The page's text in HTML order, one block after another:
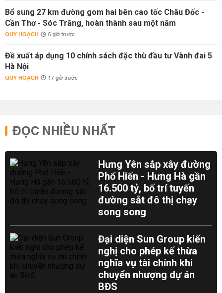
Bổ sung 27 km đường gom hai bên cao tốc Châu Đốc -
Cần Thơ - Sóc Trăng, hoàn thành sau một năm
QUY HOẠCH 6 giờ trước
Đề xuất áp dụng 10 chính sách đặc thù đầu tư Vành đai 5
Hà Nội
QUY HOẠCH 17 giờ trước
ĐỌC NHIỀU NHẤT
Hưng Yên sắp xây đường
Phố Hiến - Hưng Hà gần
16.500 tỷ, bố trí tuyến
đường sắt đô thị chạy
song song
Đại diện Sun Group kiến
nghị cho phép kế thừa
nghĩa vụ tài chính khi
chuyển nhượng dự án
BĐS